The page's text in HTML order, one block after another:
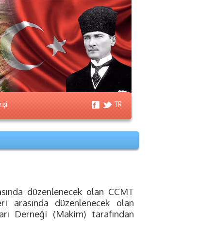
TR
düzenlenecek olan CCMT
arasında düzenlenecek olan
Derneği (Makim) tarafından